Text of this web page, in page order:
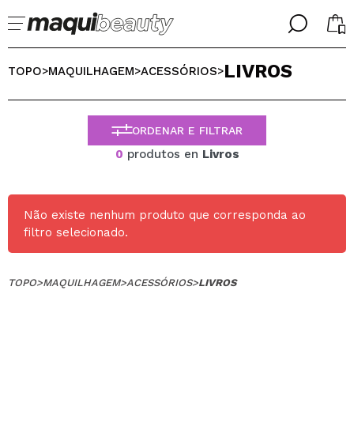
╳
BIENVENIDX!
Esqueceu-se da palavra-passe?
╳
SELECIONE O SEU IDIOMA
PORTUGUESE
ESPAÑOL
ENGLISH
ITALIANO
TOPO>MAQUILHAGEM>ACESSÓRIOS>LIVROS
ORDENAR E FILTRAR
0 produtos en Livros
Não existe nenhum produto que corresponda ao
filtro selecionado.
TOPO>MAQUILHAGEM>ACESSÓRIOS>LIVROS